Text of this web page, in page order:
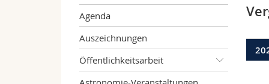
Agenda
Auszeichnungen
Öffentlichkeitsarbeit